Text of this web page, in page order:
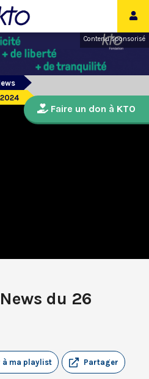
Contenu sponsorisé
du 26
Partager
à ma playlist
Faire un don à KTO